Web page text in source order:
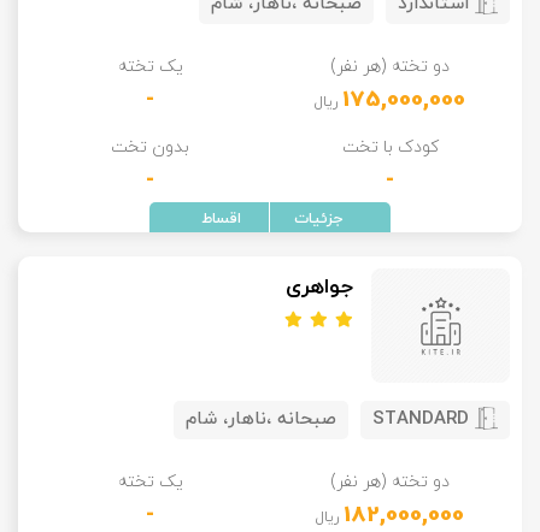
دو تخته (هر نفر)
175,000,000 ریال
یک تخته
-
کودک با تخت
-
بدون تخت
-
جواهری
STANDARD صبحانه ،ناهار، شام
دو تخته (هر نفر)
182,000,000 ریال
یک تخته
-